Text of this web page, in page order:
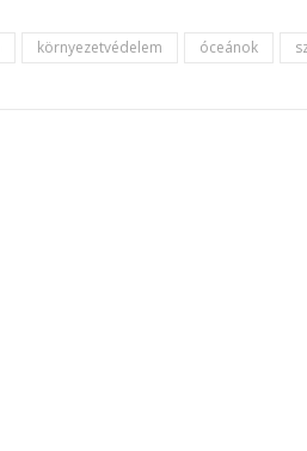
környezetvédelem óceánok